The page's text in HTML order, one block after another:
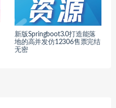
新版Springboot3.0打造能落
地的高并发仿12306售票完结
无密